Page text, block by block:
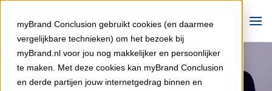
myBrand Conclusion gebruikt cookies (en daarmee
vergelijkbare technieken) om het bezoek bij
myBrand.nl voor jou nog makkelijker en persoonlijker
te maken. Met deze cookies kan myBrand Conclusion
en derde partijen jouw internetgedrag binnen en
naar
inhoud